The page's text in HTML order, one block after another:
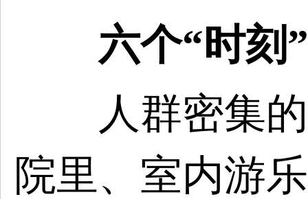
六个“时刻
人群密集的
院里、室内游